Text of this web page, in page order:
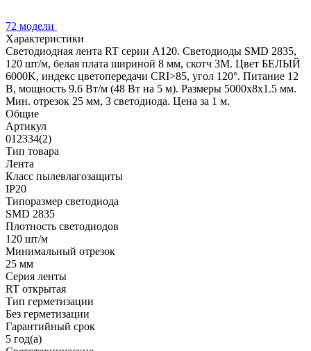
72 модели
Характеристики
Светодиодная лента RT серии A120. Светодиоды SMD 2835,
120 шт/м, белая плата шириной 8 мм, скотч 3M. Цвет БЕЛЫЙ
6000K, индекс цветопередачи CRI>85, угол 120°. Питание 12
В, мощность 9.6 Вт/м (48 Вт на 5 м). Размеры 5000x8x1.5 мм.
Мин. отрезок 25 мм, 3 светодиода. Цена за 1 м.
Общие
Артикул
012334(2)
Тип товара
Лента
Класс пылевлагозащиты
IP20
Типоразмер светодиода
SMD 2835
Плотность светодиодов
120 шт/м
Минимальный отрезок
25 мм
Серия ленты
RT открытая
Тип герметизации
Без герметизации
Гарантийный срок
5 год(а)